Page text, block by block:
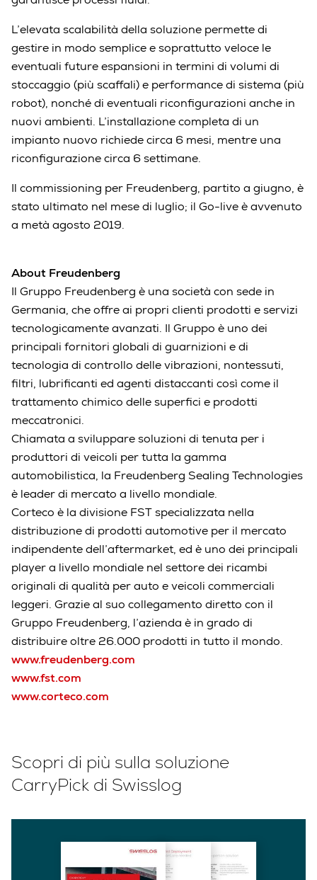
L’elevata scalabilità della soluzione permette di
gestire in modo semplice e soprattutto veloce le
eventuali future espansioni in termini di volumi di
stoccaggio (più scaffali) e performance di sistema (più
robot), nonché di eventuali riconfigurazioni anche in
nuovi ambienti. L’installazione completa di un
impianto nuovo richiede circa 6 mesi, mentre una
riconfigurazione circa 6 settimane.
Il commissioning per Freudenberg, partito a giugno, è
stato ultimato nel mese di luglio; il Go-live è avvenuto
a metà agosto 2019.
About Freudenberg
Il Gruppo Freudenberg è una società con sede in
Germania, che offre ai propri clienti prodotti e servizi
tecnologicamente avanzati. Il Gruppo è uno dei
principali fornitori globali di guarnizioni e di
tecnologia di controllo delle vibrazioni, nontessuti,
filtri, lubrificanti ed agenti distaccanti così come il
trattamento chimico delle superfici e prodotti
meccatronici.
Chiamata a sviluppare soluzioni di tenuta per i
produttori di veicoli per tutta la gamma
automobilistica, la Freudenberg Sealing Technologies
è leader di mercato a livello mondiale.
Corteco è la divisione FST specializzata nella
distribuzione di prodotti automotive per il mercato
indipendente dell’aftermarket, ed è uno dei principali
player a livello mondiale nel settore dei ricambi
originali di qualità per auto e veicoli commerciali
leggeri. Grazie al suo collegamento diretto con il
Gruppo Freudenberg, l’azienda è in grado di
distribuire oltre 26.000 prodotti in tutto il mondo.
www.freudenberg.com
www.fst.com
www.corteco.com
Scopri di più sulla soluzione
CarryPick di Swisslog